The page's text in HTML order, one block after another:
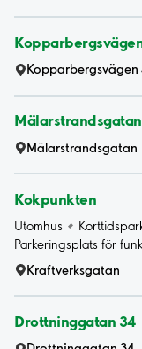
Kopparbergsvägen
Mälarstrandsgatan
Mälarstrandsgatan
Kokpunkten
Utomhus
Parkeringsplats för
Kraftverksgatan
Drottninggatan 34